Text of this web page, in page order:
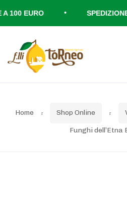
Skip
to
navigation
Skip
to
content
Home Shop Online
Funghi
EURO SPEDIZIONE